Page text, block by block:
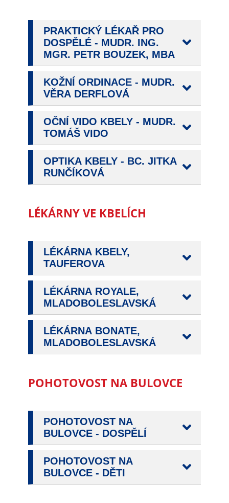
PRAKTICKÝ LÉKAŘ PRO
DOSPĚLÉ - MUDR. ING.
MGR. PETR BOUZEK, MBA
KOŽNÍ ORDINACE - MUDR.
VĚRA DERFLOVÁ
OČNÍ VIDO KBELY - MUDR.
TOMÁŠ VIDO
OPTIKA KBELY - BC. JITKA
RUNČÍKOVÁ
LÉKÁRNY VE KBELÍCH
LÉKÁRNA KBELY,
TAUFEROVA
LÉKÁRNA ROYALE,
MLADOBOLESLAVSKÁ
LÉKÁRNA BONATE,
MLADOBOLESLAVSKÁ
POHOTOVOST NA BULOVCE
POHOTOVOST NA
BULOVCE - DOSPĚLÍ
POHOTOVOST NA
BULOVCE - DĚTI
založené na Vašich
zájmech, tak zvané
pseudonymizované
profily. Na základě
těchto informací
možná
identifikace Vaší
pseudonymizované
příjemcem obsahů